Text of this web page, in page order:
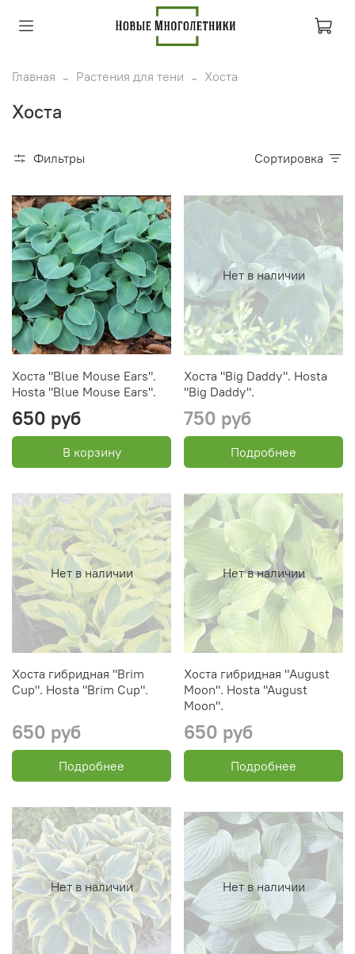
Главная Растения для тени Хоста
Хоста
Фильтры Сортировка
Хоста "Blue Mouse Ears".
Hosta "Blue Mouse Ears".
650 руб
В корзину
Нет в наличии
Хоста "Big Daddy". Hosta
"Big Daddy".
750 руб
Подробнее
Нет в наличии
Хоста гибридная "Brim
Cup". Hosta "Brim Cup".
650 руб
Подробнее
Нет в наличии
Хоста гибридная "August
Moon". Hosta "August
Moon".
650 руб
Подробнее
Нет в наличии Нет в наличии